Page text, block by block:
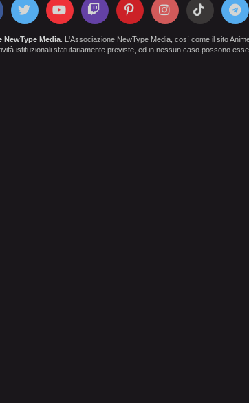
NewType Media. L'Associazione NewType Media, così come il sito
istituzionali statutariamente previste, ed in nessun caso possono